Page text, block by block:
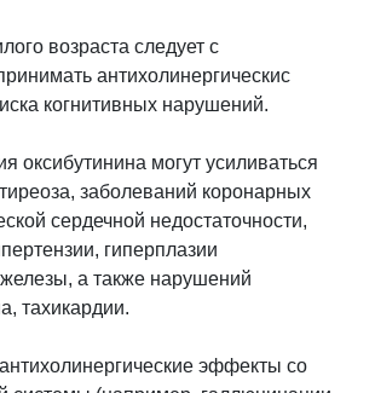
возраста следует с
антихолинергическис
когнитивных нарушений.
оксибутинина могут усиливаться
заболеваний коронарных
сердечной недостаточности,
гиперплазии
а также нарушений
тахикардии.
эффекты со